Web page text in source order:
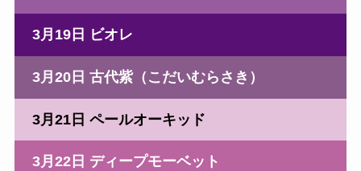
3月19日 ビオレ
3月20日 古代紫（こだいむらさき）
3月21日 ペールオーキッド
3月22日 ディープモーベット